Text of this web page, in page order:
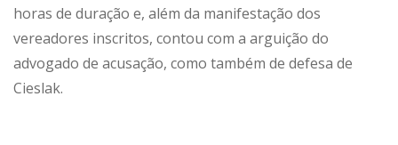
horas de duração e, além da manifestação dos
vereadores inscritos, contou com a arguição do
advogado de acusação, como também de defesa de
Cieslak.